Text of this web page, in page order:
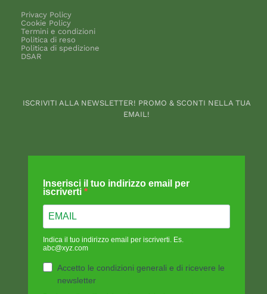
Privacy Policy
Cookie Policy
Termini e condizioni
Politica di reso
Politica di spedizione
DSAR
ISCRIVITI ALLA NEWSLETTER! PROMO & SCONTI NELLA TUA
EMAIL!
Inserisci il tuo indirizzo email per
iscriverti
Indica il tuo indirizzo email per iscriverti. Es.
abc@xyz.com
Accetto le condizioni generali e di ricevere le
newsletter